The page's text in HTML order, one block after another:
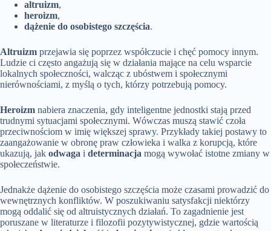
altruizm,
heroizm,
dążenie do osobistego szczęścia.
Altruizm przejawia się poprzez współczucie i chęć pomocy innym.
Ludzie ci często angażują się w działania mające na celu wsparcie
lokalnych społeczności, walcząc z ubóstwem i społecznymi
nierównościami, z myślą o tych, którzy potrzebują pomocy.
Heroizm nabiera znaczenia, gdy inteligentne jednostki stają przed
trudnymi sytuacjami społecznymi. Wówczas muszą stawić czoła
przeciwnościom w imię większej sprawy. Przykłady takiej postawy to
zaangażowanie w obronę praw człowieka i walka z korupcją, które
ukazują, jak odwaga i determinacja mogą wywołać istotne zmiany w
społeczeństwie.
Jednakże dążenie do osobistego szczęścia może czasami prowadzić do
wewnętrznych konfliktów. W poszukiwaniu satysfakcji niektórzy
mogą oddalić się od altruistycznych działań. To zagadnienie jest
poruszane w literaturze i filozofii pozytywistycznej, gdzie wartością